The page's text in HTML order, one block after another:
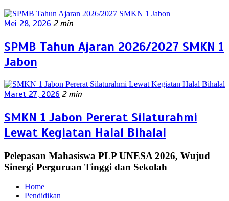
Mei 28, 2026 2 min
SPMB Tahun Ajaran 2026/2027 SMKN 1
Jabon
Maret 27, 2026 2 min
SMKN 1 Jabon Pererat Silaturahmi
Lewat Kegiatan Halal Bihalal
Pelepasan Mahasiswa PLP UNESA 2026, Wujud
Sinergi Perguruan Tinggi dan Sekolah
Home
Pendidikan